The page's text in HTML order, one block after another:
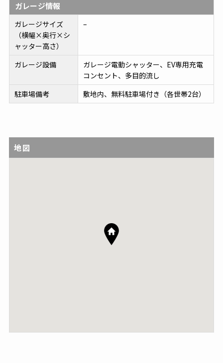
ガレージ情報
ガレージサイズ
（横幅×奥行×シ
ャッター高さ）
–
ガレージ設備
ガレージ電動シャッター、EV専用充電
コンセント、多目的流し
駐車場備考
敷地内、無料駐車場付き（各世帯2台）
地図